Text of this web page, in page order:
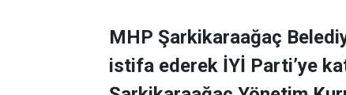
MHP Şarkikaraağaç
istifa ederek İYİ Parti’ye